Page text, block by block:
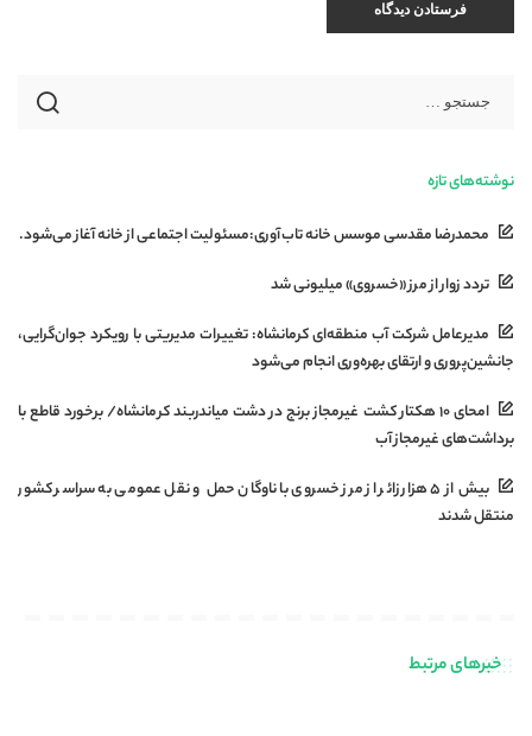
نوشته‌های تازه
محمدرضا مقدسی موسس خانه تاب‌آوری:مسئولیت اجتماعی از خانه آغاز می‌شود.
تردد زوار از مرز «خسروی» میلیونی شد
مدیرعامل شرکت آب منطقه‌ای کرمانشاه: تغییرات مدیریتی با رویکرد جوان‌گرایی،
جانشین‌پروری و ارتقای بهره‌وری انجام می‌شود
امحای ۱۰ هکتار کشت غیرمجاز برنج در دشت میاندربند کرمانشاه/ برخورد قاطع با
برداشت‌های غیرمجاز آب
بیش از ۵ هزار زائر از مرز خسروی با ناوگان حمل‌ و نقل عمومی به سراسر کشور
منتقل شدند
خبرهای مرتبط